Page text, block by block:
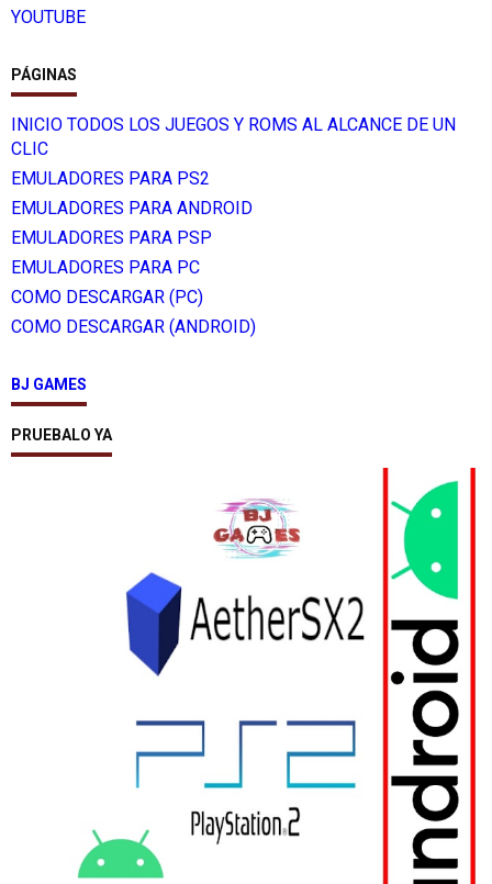
YOUTUBE
PÁGINAS
INICIO TODOS LOS JUEGOS Y ROMS AL ALCANCE DE UN
CLIC
EMULADORES PARA PS2
EMULADORES PARA ANDROID
EMULADORES PARA PSP
EMULADORES PARA PC
COMO DESCARGAR (PC)
COMO DESCARGAR (ANDROID)
BJ GAMES
PRUEBALO YA